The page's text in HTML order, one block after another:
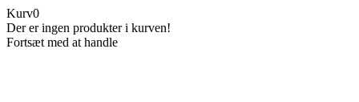
Kurv0
Der er ingen produkter i kurven!
Fortsæt med at handle